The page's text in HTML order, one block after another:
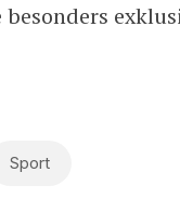
Sport